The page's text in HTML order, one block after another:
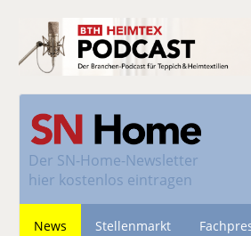
Der SN-Home-Newsletter
hier kostenlos eintragen
News Stellenmarkt